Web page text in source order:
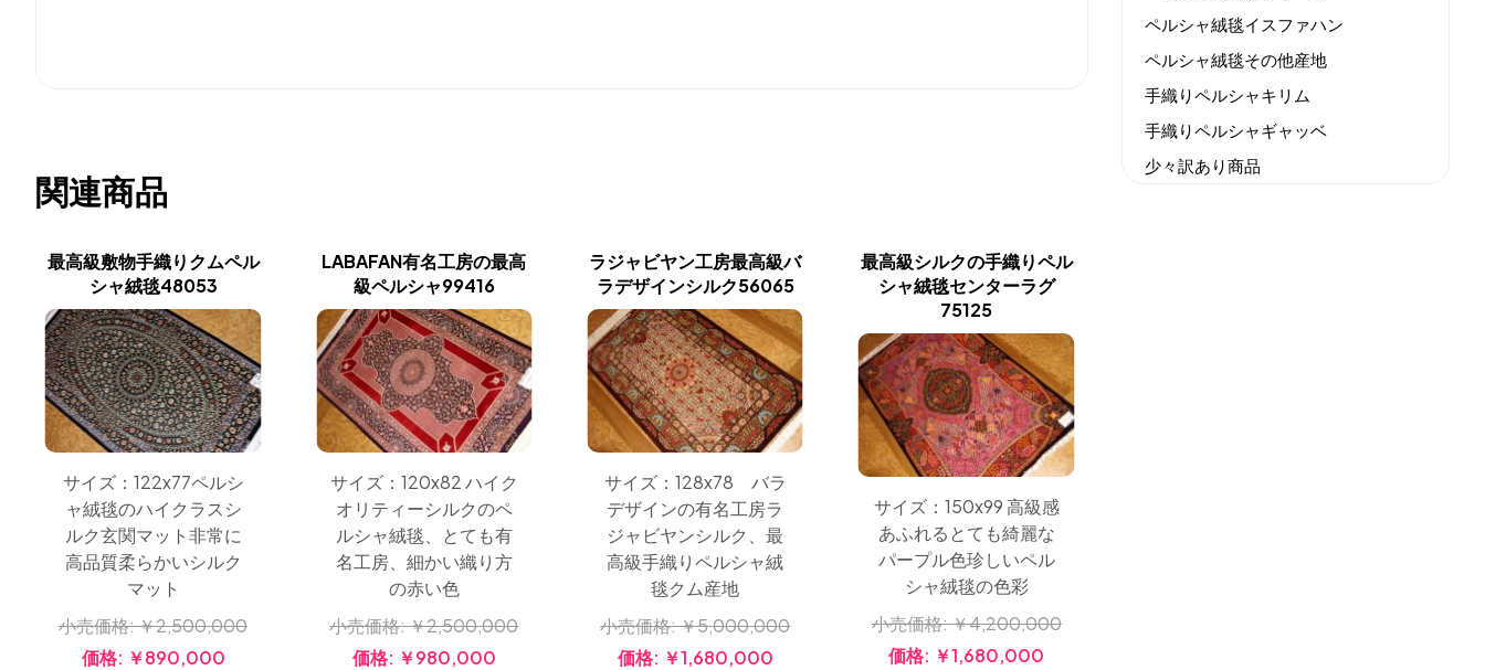
関連商品
最高級敷物手織りクムペル
シャ絨毯48053
サイズ：122x77ペルシ
ャ絨毯のハイクラスシ
ルク玄関マット非常に
高品質柔らかいシルク
マット
小売価格:￥2,500,000
価格: ￥890,000
LABAFAN有名工房の最高
級ペルシャ99416
サイズ：120x82 ハイク
オリティーシルクのペ
ルシャ絨毯、とても有
名工房、細かい織り方
の赤い色
小売価格:￥2,500,000
価格: ￥980,000
ラジャビヤン工房最高級バ
ラデザインシルク56065
サイズ：128x78 バラ
デザインの有名工房ラ
ジャビヤンシルク、最
高級手織りペルシャ絨
毯クム産地
小売価格:￥5,000,000
価格: ￥1,680,000
最高級シルクの手織りペル
シャ絨毯センターラグ
75125
サイズ：150x99 高級感
あふれるとても綺麗な
パープル色珍しいペル
シャ絨毯の色彩
小売価格:￥4,200,000
価格: ￥1,680,000
ペルシャ絨毯イスファハン
ペルシャ絨毯その他産地
手織りペルシャキリム
手織りペルシャギャッベ
少々訳あり商品